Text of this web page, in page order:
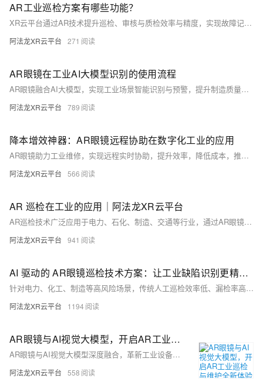
AR工业巡检方案有哪些功能？
XR云平台通过AR技术提升巡检、审核与质检效率与精度，实现故障记录、处理与报告全流程数字化。平台支持实时分步指导、自动报告生成、远程协作及结构化检查流程，确保操作规范，即使经验不足者也能高效完成任务。AR眼镜集成AI故障报告系统，支持照片、视频留证，结合物联网数据动态调整流程，全面优化检查体验与质量控制。
阿法龙XR云平台 271
AR眼镜在工业AI大模型识别的使用流程​
AR眼镜融合AI大模型，实现工业场景智能识别与预警，提升制造质量与安全。通过多模态模型适配、开源模型选型、端云协同部署及定向训练，打造高精度工业AI识别系统，助力制造业智能化升级。
阿法龙XR云平台 789
降本增效神器：AR眼镜远程协助在数字化工业的应用
AR眼镜助力工业维修，实现远程实时协助，提升效率，降低成本，推动工业智能化发展。
阿法龙XR云平台 566
AR 巡检在工业的应用｜阿法龙XR云平台
AR巡检技术广泛应用于电力、石化、制造、交通等行业，通过AR眼镜或平板实时叠加设备参数、历史数据及操作指引，提升巡检效率与准确性。支持远程协作、自动记录分析，并可在高危环境实现无人巡检，大幅降低安全风险，推动智能化运维升级。
阿法龙XR云平台 941
AI 驱动的 AR眼镜巡检技术方案：让工业缺陷识别更精准高效｜阿法龙XR云平台​
针对电力、化工、制造等高风险场景，传统人工巡检效率低、漏检率高。我们推出AI+AR智能巡检方案，集成高清视觉与多传感器数据，采用轻量化YOLOv8-Nano和ResNet50模型实现缺陷实时检测与分级，结合ORB-SLAM3空间定位，在AR眼镜中精准叠加缺陷标注，识别准确率超95%，效率提升50%以上，助力巡检智能化、可视化、可追溯。
阿法龙XR云平台 1194
AR眼镜与AI视觉大模型，开启AR工业巡检与维护全新体验
AR眼镜与AI视觉大模型深度融合，革新工业设备巡检方式。实时采集数据、智能分析预警，提升巡检效率与准确性，保障工业生产安全高效运行。
阿法龙XR云平台 558